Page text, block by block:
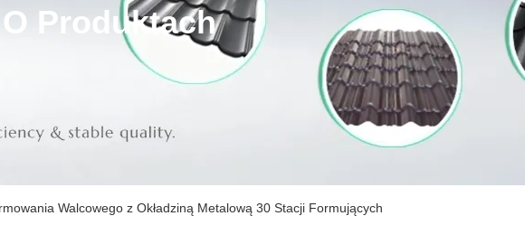
Produktach
Walcowego z Okładziną Metalową 30 Stacji Formujących